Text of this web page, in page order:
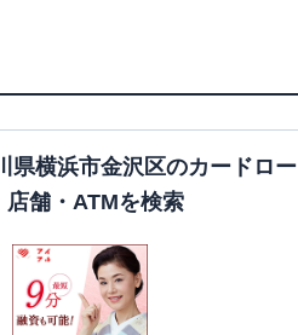
県横浜市金沢区のカードロー
店舗・ATMを検索